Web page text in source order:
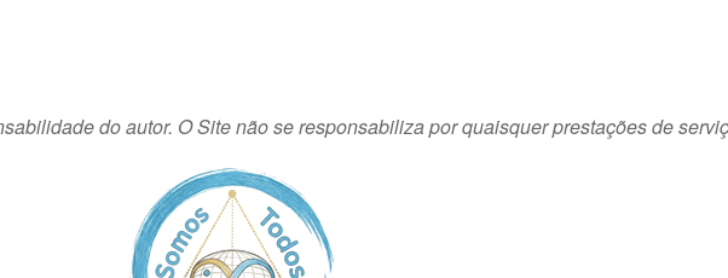
do autor. O Site não se responsabiliza por quaisquer prestações de